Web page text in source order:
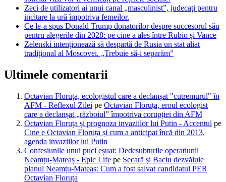
Zeci de utilizatori ai unui canal „masculinist”, judecați pentru
incitare la ură împotriva femeilor.
Ce le-a spus Donald Trump donatorilor despre succesorul său
pentru alegerile din 2028: pe cine a ales între Rubio și Vance
Zelenski intenționează să despartă de Rusia un stat aliat
tradițional al Moscovei. „Trebuie să-i separăm”
Ultimele comentarii
Octavian Floruța, ecologistul care a declanșat "cutremurul" în
AFM - Reflexul Zilei pe Octavian Floruța, eroul ecologist
care a declanșat „războiul” împotriva corupției din AFM
Octavian Floruța și prognoza invaziilor lui Putin - Accentul pe
Cine e Octavian Floruța și cum a anticipat încă din 2013,
agenda invaziilor lui Putin
Confesiunile unui puci eșuat: Dedesubturile operațiunii
Neamțu-Mateaș - Epic Life pe Secară și Baciu dezvăluie
planul Neamțu-Mateaș: Cum a fost salvat candidatul PER
Octavian Floruța